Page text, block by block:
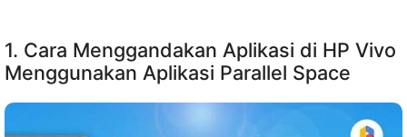
1. Cara Menggandakan Aplikasi di HP Vivo
Menggunakan Aplikasi Parallel Space